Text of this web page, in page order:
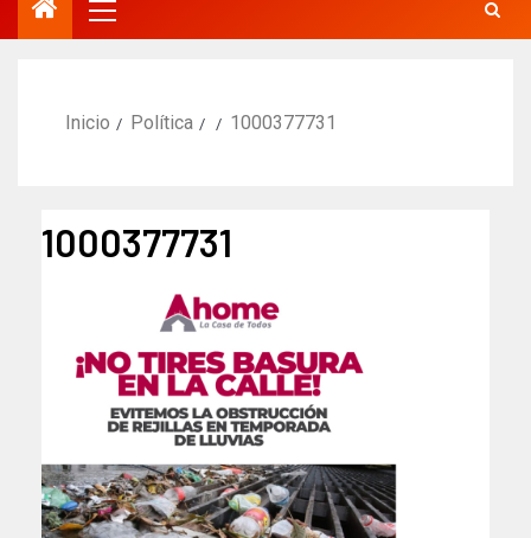
Inicio Política 1000377731
1000377731